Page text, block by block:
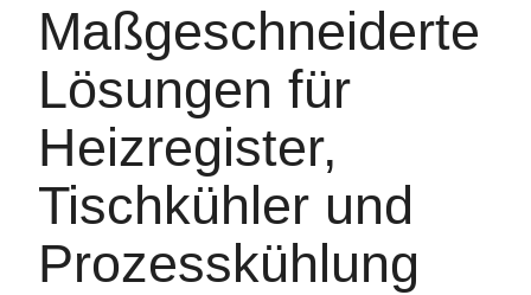
Maßgeschneiderte
Lösungen für
Heizregister,
Tischkühler und
Prozesskühlung